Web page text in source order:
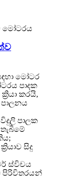
මෝටර
පාදක
කරයි,
පාලක
සිදු
ස්විචය
පිරිවිතරයන්